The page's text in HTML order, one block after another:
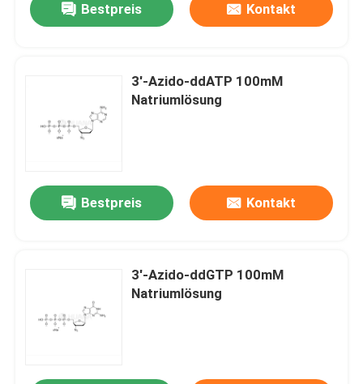
Bestpreis Kontakt
3′-Azido-ddATP 100mM
Natriumlösung
Bestpreis Kontakt
3′-Azido-ddGTP 100mM
Natriumlösung